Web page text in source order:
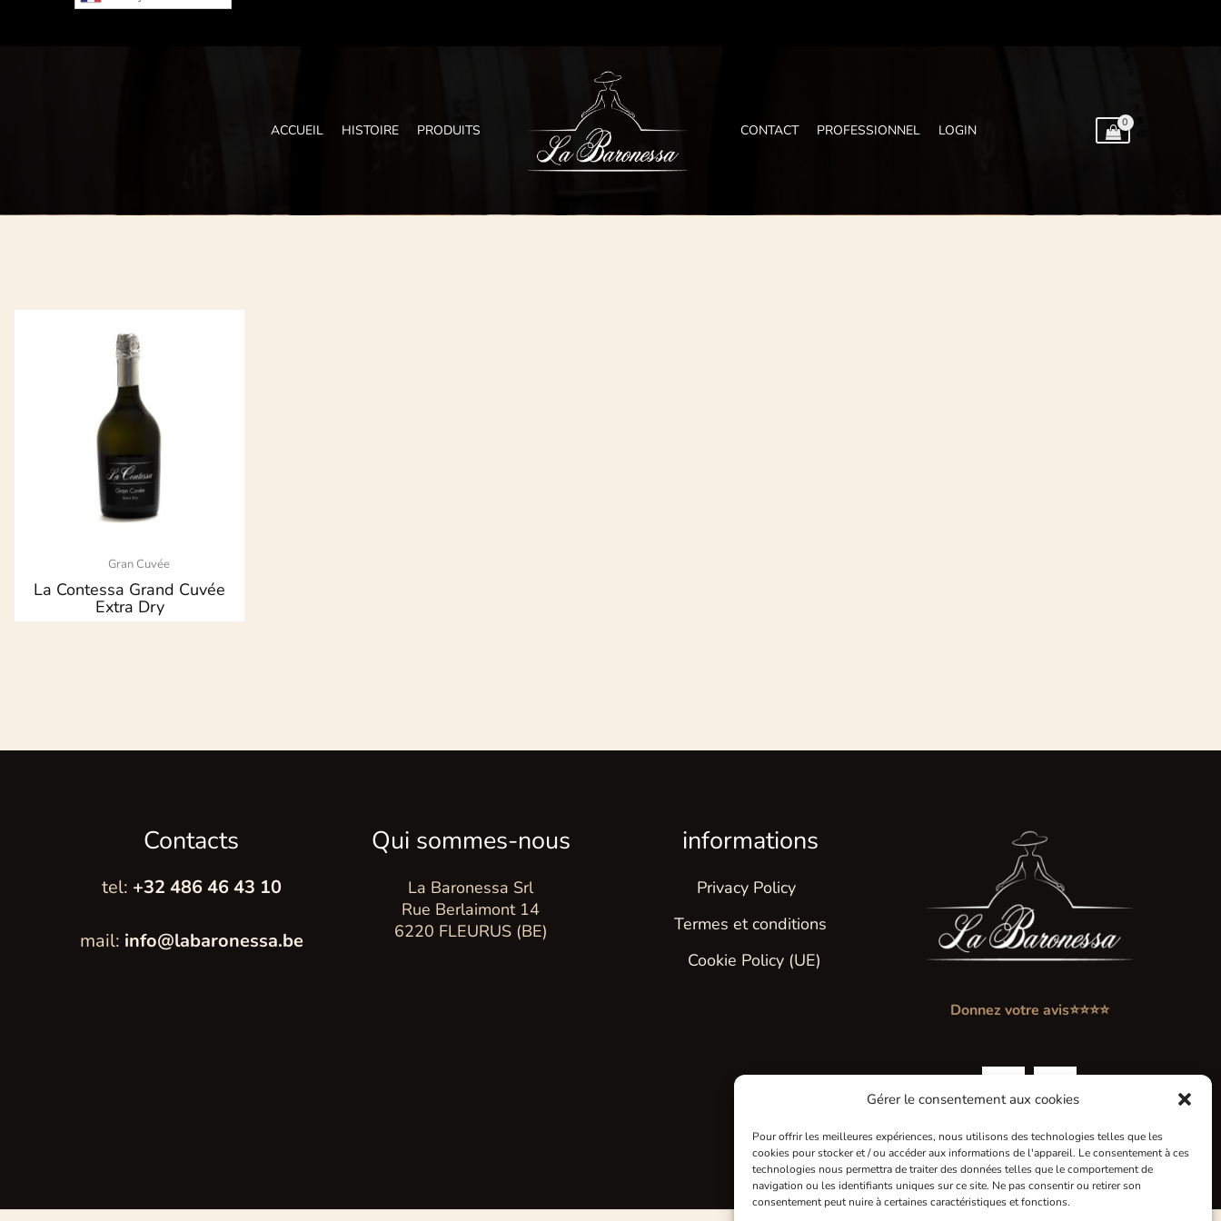
Gérer le consentement aux cookies
Pour offrir les meilleures expériences, nous utilisons des technologies telles que les
cookies pour stocker et / ou accéder aux informations de l'appareil. Le consentement à ces
technologies nous permettra de traiter des données telles que le comportement de
navigation ou les identifiants uniques sur ce site. Ne pas consentir ou retirer son
consentement peut nuire à certaines caractéristiques et fonctions.
ACCUEIL HISTOIRE PRODUITS CONTACT PROFESSIONNEL LOGIN
Gran Cuvée
La Contessa Grand Cuvée
Extra Dry
Contacts
tel: +32 486 46 43 10
mail: info@labaronessa.be
Qui sommes-nous
La Baronessa Srl
Rue Berlaimont 14
6220 FLEURUS (BE)
informations
Privacy Policy
Termes et conditions
Cookie Policy (UE)
Donnez votre avis⭐⭐⭐⭐